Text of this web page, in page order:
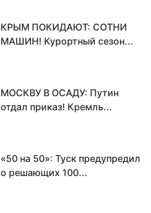
КРЫМ ПОКИДАЮТ: СОТНИ
МАШИН! Курортный сезон...
МОСКВУ В ОСАДУ: Путин
отдал приказ! Кремль...
«50 на 50»: Туск предупредил
о решающих 100...